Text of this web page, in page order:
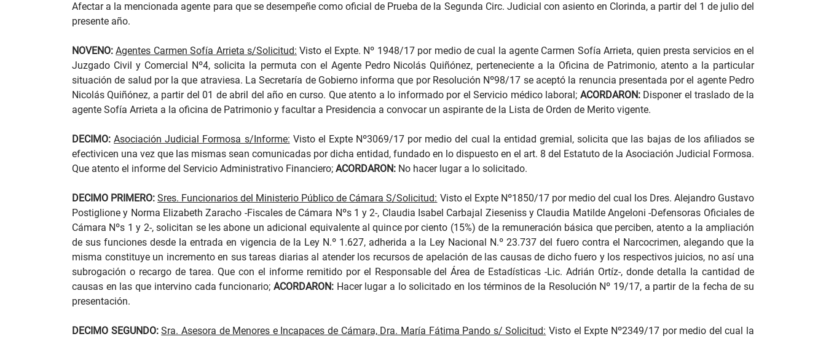
Afectar a la mencionada agente para que se desempeñe como oficial de Prueba de la Segunda Circ. Judicial con asiento en Clorinda, a partir del 1 de julio del
presente año.
NOVENO: Agentes Carmen Sofía Arrieta s/Solicitud: Visto el Expte. Nº 1948/17 por medio de cual la agente Carmen Sofía Arrieta, quien presta servicios en el
Juzgado Civil y Comercial Nº4, solicita la permuta con el Agente Pedro Nicolás Quiñónez, perteneciente a la Oficina de Patrimonio, atento a la particular
situación de salud por la que atraviesa. La Secretaría de Gobierno informa que por Resolución Nº98/17 se aceptó la renuncia presentada por el agente Pedro
Nicolás Quiñónez, a partir del 01 de abril del año en curso. Que atento a lo informado por el Servicio médico laboral; ACORDARON:Disponer el traslado de la
agente Sofía Arrieta a la oficina de Patrimonio y facultar a Presidencia a convocar un aspirante de la Lista de Orden de Merito vigente.
DECIMO: Asociación Judicial Formosa s/Informe: Visto el Expte Nº3069/17 por medio del cual la entidad gremial, solicita que las bajas de los afiliados se
efectivicen una vez que las mismas sean comunicadas por dicha entidad, fundado en lo dispuesto en el art. 8 del Estatuto de la Asociación Judicial Formosa.
Que atento el informe del Servicio Administrativo Financiero; ACORDARON: No hacer lugar a lo solicitado.
DECIMO PRIMERO: Sres. Funcionarios del Ministerio Público de Cámara S/Solicitud: Visto el Expte Nº1850/17 por medio del cual los Dres. Alejandro Gustavo
Postiglione y Norma Elizabeth Zaracho -Fiscales de Cámara Nºs 1 y 2-, Claudia Isabel Carbajal Zieseniss y Claudia Matilde Angeloni -Defensoras Oficiales de
Cámara Nºs 1 y 2-, solicitan se les abone un adicional equivalente al quince por ciento (15%) de la remuneración básica que perciben, atento a la ampliación
de sus funciones desde la entrada en vigencia de la Ley N.º 1.627, adherida a la Ley Nacional N.º 23.737 del fuero contra el Narcocrimen, alegando que la
misma constituye un incremento en sus tareas diarias al atender los recursos de apelación de las causas de dicho fuero y los respectivos juicios, no así una
subrogación o recargo de tarea. Que con el informe remitido por el Responsable del Área de Estadísticas -Lic. Adrián Ortíz-, donde detalla la cantidad de
causas en las que intervino cada funcionario; ACORDARON:Hacer lugar a lo solicitado en los términos de la Resolución Nº 19/17, a partir de la fecha de su
presentación.
DECIMO SEGUNDO: Sra. Asesora de Menores e Incapaces de Cámara, Dra. María Fátima Pando s/ Solicitud: Visto el Expte Nº2349/17 por medio del cual la